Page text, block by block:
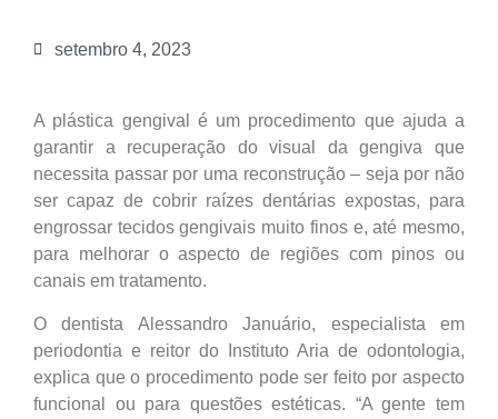
setembro 4, 2023
A plástica gengival é um procedimento que ajuda a
garantir a recuperação do visual da gengiva que
necessita passar por uma reconstrução – seja por não
ser capaz de cobrir raízes dentárias expostas, para
engrossar tecidos gengivais muito finos e, até mesmo,
para melhorar o aspecto de regiões com pinos ou
canais em tratamento.
O dentista Alessandro Januário, especialista em
periodontia e reitor do Instituto Aria de odontologia,
explica que o procedimento pode ser feito por aspecto
funcional ou para questões estéticas. “A gente tem